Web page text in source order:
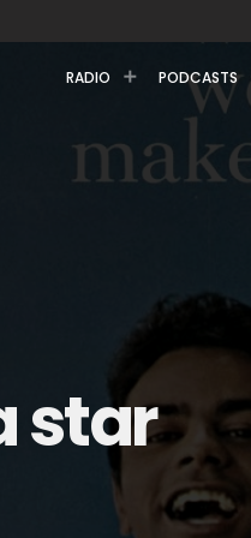
RADIO PODCASTS
star